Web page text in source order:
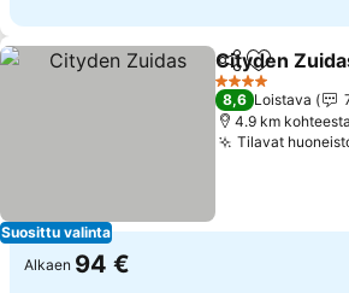
Suosittu valinta
Jaa Lisää
Cityden
4 Tähtiluokitus
8,6 Loistava
4.9 km
Tilavat
Alkaen 94 €